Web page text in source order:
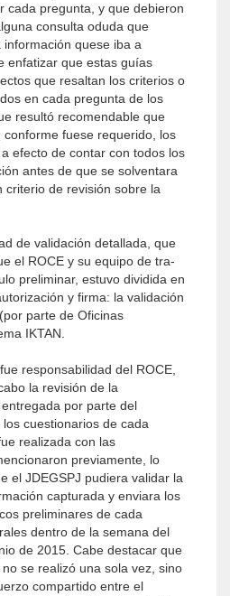
cada pregunta, y que debieron
consulta oduda que
quese iba a
enfatizar que estas guías
que resaltan los criterios o
en cada pre­gunta de los
resultó reco­mendable que
fuese requerido, los
efecto de con­tar con todos los
antes de que se solventara
criterio de revisión sobre la
de validación detallada, que
el ROCE y su equipo de tra­
preliminar, estuvo dividida en
y firma: la validación
parte de Oficinas
IKTAN.
responsabilidad del ROCE,
la revisión de la
por parte del
cuestionarios de cada
realizada con las
previamente, lo
el JDEGSPJ pudiera validar la
cap­turada y enviara los
prelimi­nares de cada
dentro de la semana del
de 2015. Cabe destacar que
se realizó una sola vez, sino
compartido entre el